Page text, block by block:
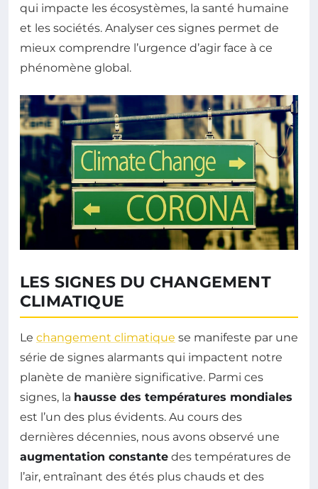
qui impacte les écosystèmes, la santé humaine
et les sociétés. Analyser ces signes permet de
mieux comprendre l’urgence d’agir face à ce
phénomène global.
LES SIGNES DU CHANGEMENT
CLIMATIQUE
Le changement climatique se manifeste par une
série de signes alarmants qui impactent notre
planète de manière significative. Parmi ces
signes, la hausse des températures mondiales
est l’un des plus évidents. Au cours des
dernières décennies, nous avons observé une
augmentation constante des températures de
l’air, entraînant des étés plus chauds et des